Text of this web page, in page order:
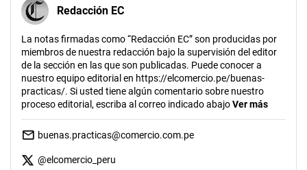
Redacción EC
La notas firmadas como “Redacción EC” son producidas por
miembros de nuestra redacción bajo la supervisión del editor
de la sección en las que son publicadas. Puede conocer a
nuestro equipo editorial en https://elcomercio.pe/buenas-
practicas/. Si usted tiene algún comentario sobre nuestro
proceso editorial, escriba al correo indicado abajoVer más
buenas.practicas@comercio.com.pe
@elcomercio_peru